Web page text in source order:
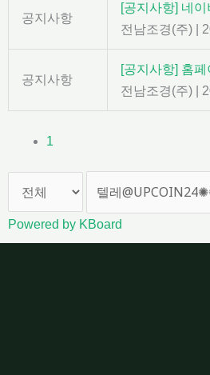
공지사항
[공지사항] 네
전남조경(주)
공지사항
[공지사항] 홈페
전남조경(주)
1
Powered by KBoard